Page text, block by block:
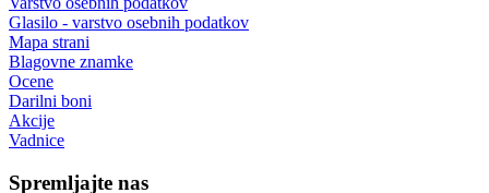
Glasilo - varstvo osebnih podatkov
Mapa strani
Blagovne znamke
Ocene
Darilni boni
Akcije
Vadnice
Spremljajte nas